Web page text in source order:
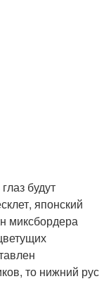
будут
японский
миксбордера
то нижний рус